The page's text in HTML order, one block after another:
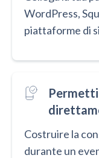
WordPress,
piattaforme di
Costruire la
durante un